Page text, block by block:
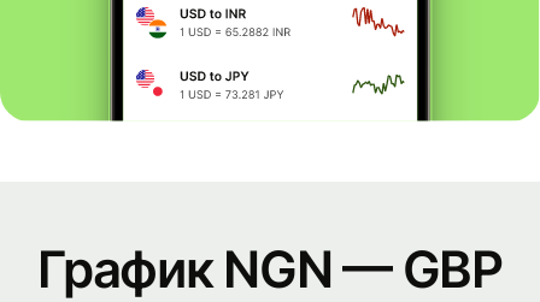
График NGN — GBP